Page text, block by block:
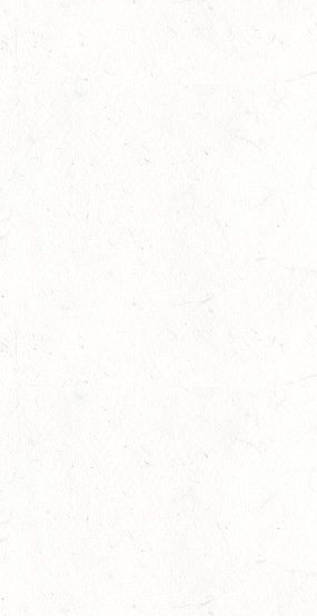
Schulpferdeausbildung
Braunschweiger Loewenclassics 2017